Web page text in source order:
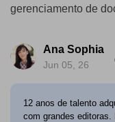
gerenciamento de
Ana Sophia
Jun 05, 26
12 anos de talento
com grandes